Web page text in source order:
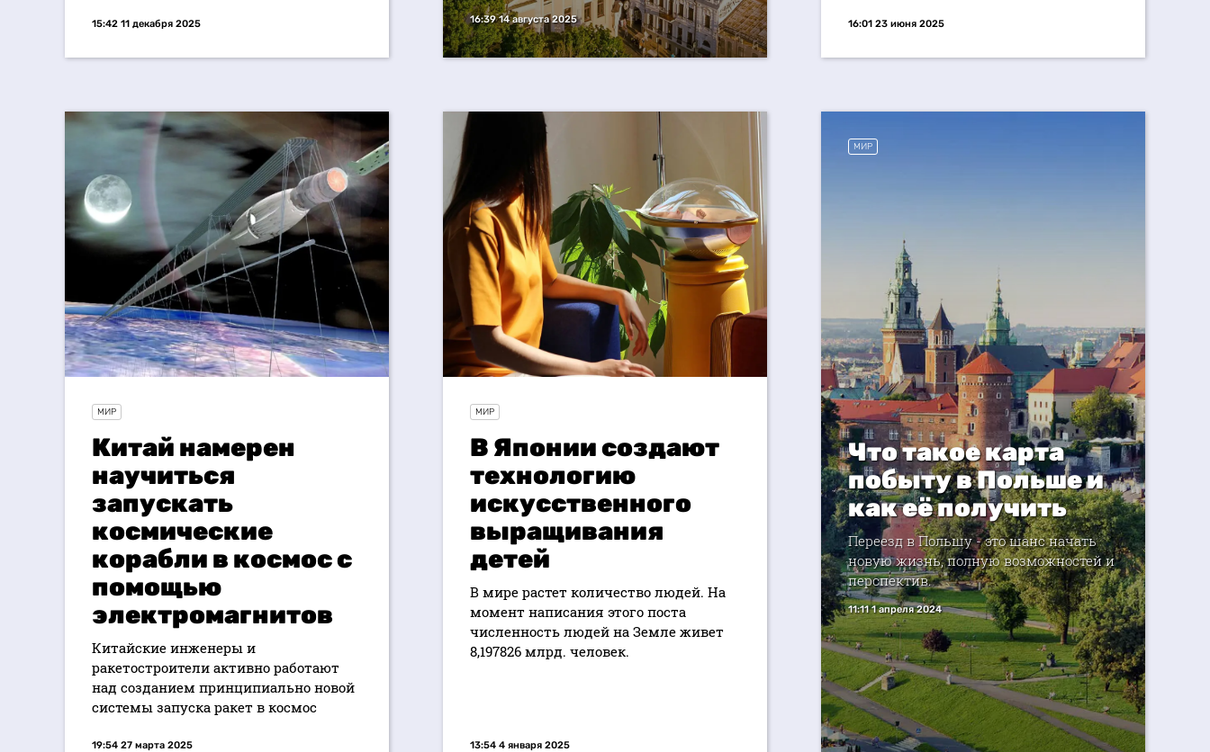
15:42 11 декабря 2025 16:39 14 августа 2025 16:01 23 июня 2025
МИР
Китай намерен
научиться
запускать
космические
корабли в космос с
помощью
электромагнитов
Китайские инженеры и
ракетостроители активно работают
над созданием принципиально новой
системы запуска ракет в космос
19:54 27 марта 2025
МИР
В Японии создают
технологию
искусственного
выращивания
детей
В мире растет количество людей. На
момент написания этого поста
численность людей на Земле живет
8,197826 млрд. человек.
13:54 4 января 2025
МИР
Что такое карта
побыту в Польше и
как её получить
Переезд в Польшу - это шанс начать
новую жизнь, полную возможностей и
перспектив.
11:11 1 апреля 2024